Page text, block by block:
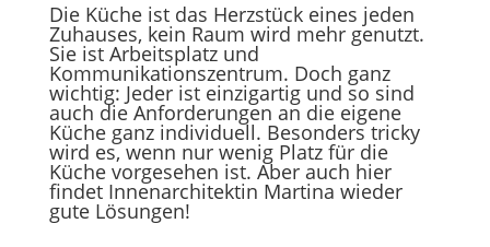
Die Küche ist das Herzstück eines jeden
Zuhauses, kein Raum wird mehr genutzt.
Sie ist Arbeitsplatz und
Kommunikationszentrum. Doch ganz
wichtig: Jeder ist einzigartig und so sind
auch die Anforderungen an die eigene
Küche ganz individuell. Besonders tricky
wird es, wenn nur wenig Platz für die
Küche vorgesehen ist. Aber auch hier
findet Innenarchitektin Martina wieder
gute Lösungen!